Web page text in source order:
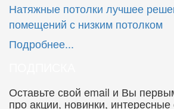
Натяжные потолки лучшее
помещений с низким потолком
Подробнее...
Оставьте свой email и Вы
про акции, новинки, интересные